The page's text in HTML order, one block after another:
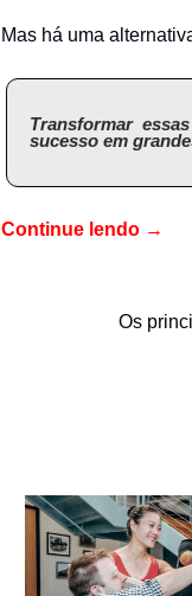
Mas há uma
Transformar
sucesso em
Continue lendo →
Os